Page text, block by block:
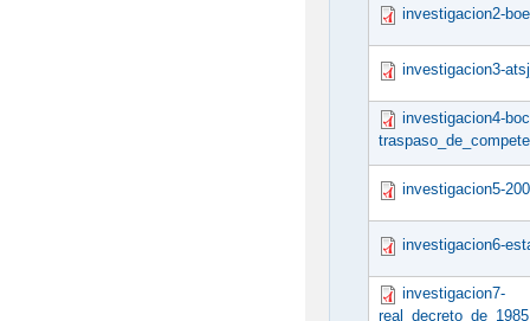
investigacion2-
investigacion3-
investigacion4-
investigacion5-
investigacion6-
investigacion7-